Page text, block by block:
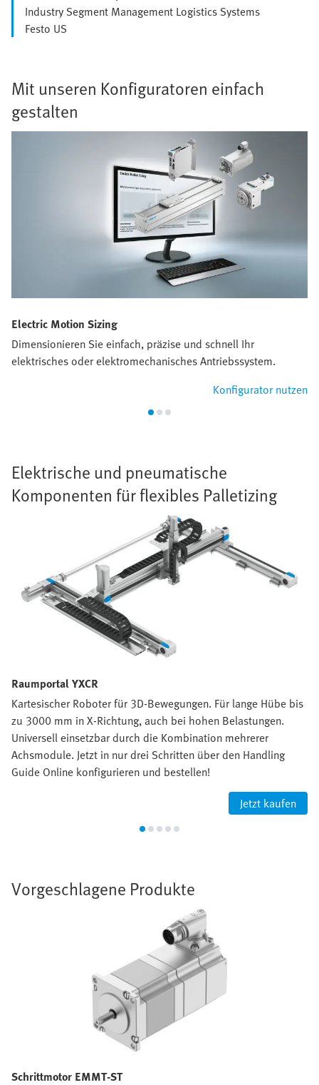
Industry Segment Management Logistics Systems
Festo US
Mit unseren Konfiguratoren einfach
gestalten
Electric Motion Sizing
Dimensionieren Sie einfach, präzise und schnell Ihr
elektrisches oder elektromechanisches Antriebssystem.
Konfigurator nutzen
Elektrische und pneumatische
Komponenten für flexibles Palletizing
Raumportal YXCR
Kartesischer Roboter für 3D-Bewegungen. Für lange Hübe bis
zu 3000 mm in X-Richtung, auch bei hohen Belastungen.
Universell einsetzbar durch die Kombination mehrerer
Achsmodule. Jetzt in nur drei Schritten über den Handling
Guide Online konfigurieren und bestellen!
Jetzt kaufen
Vorgeschlagene Produkte
Schrittmotor EMMT-ST